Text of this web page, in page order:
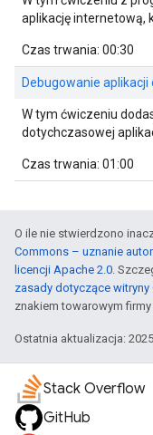
aplikację internetową,
Czas trwania: 00:30
Debugowanie
W tym ćwiczeniu
dotychczasowej
Czas trwania: 01:00
O ile nie stwierdzono
Commons – uznanie
licencji Apache 2.0.
zasady dotyczące
znakiem towarowym
Ostatnia aktualizacja:
Stack Overflow
GitHub